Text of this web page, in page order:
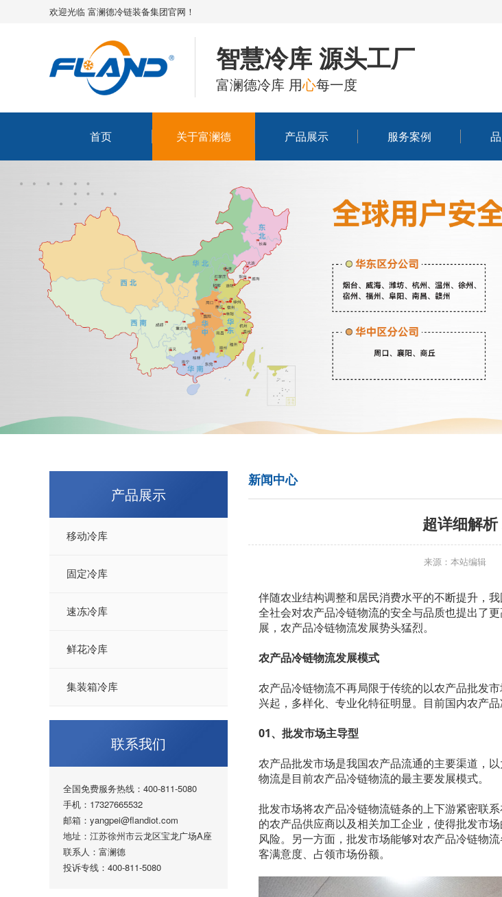
欢迎光临 富澜德冷链装备集团官网！
智慧冷库 源头工厂
富澜德冷库 用心每一度
首页 关于富澜德 产品展示 服务案例
产品展示
移动冷库
固定冷库
速冻冷库
鲜花冷库
集装箱冷库
联系我们
全国免费服务热线：400-811-5080
手机：17327665532
邮箱：yangpei@flandiot.com
地址：江苏徐州市云龙区宝龙广场A座
联系人：富澜德
投诉专线：400-811-5080
新闻中心
超详细解
来源：本站编辑
伴随农业结构调整和居民消费水平的不断提升，
全社会对农产品冷链物流的安全与品质也提出了
展，农产品冷链物流发展势头猛烈。
农产品冷链物流发展模式
农产品冷链物流不再局限于传统的以农产品批发
兴起，多样化、专业化特征明显。目前国内农产
01、批发市场主导型
农产品批发市场是我国农产品流通的主要渠道，
物流是目前农产品冷链物流的最主要发展模式。
批发市场将农产品冷链物流链条的上下游紧密联
的农产品供应商以及相关加工企业，使得批发市
风险。另一方面，批发市场能够对农产品冷链物
客满意度、占领市场份额。